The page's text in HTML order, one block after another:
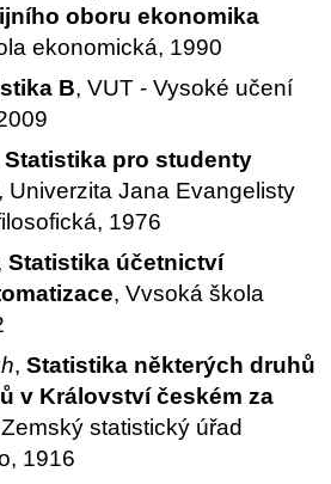
oboru ekonomika
ekonomická, 1990
B, VUT - Vysoké učení
Statistika pro studenty
, Univerzita Jana Evangelisty
1976
Statistika účetnictví
, Vvsoká škola
,Statistika některých druhů
v Království českém za
statistický úřad
1916